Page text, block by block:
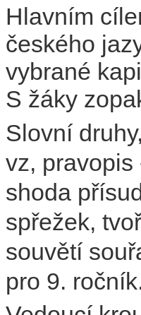
Hlavním
českého
vybrané
S žáky
Slovní
vz,
shoda
spřežek,
souvětí
pro 9.